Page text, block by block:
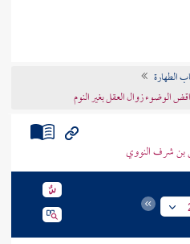
الطهارة
الوضوء زوال العقل بغير النوم
بن شرف النووي